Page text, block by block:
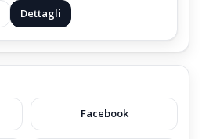
Dettagli
Facebook